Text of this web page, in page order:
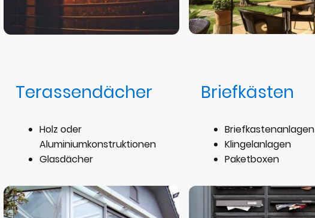
Terassendächer
Holz oder
Aluminiumkonstruktionen
Glasdächer
Briefkästen
Briefkastenanlagen
Klingelanlagen
Paketboxen